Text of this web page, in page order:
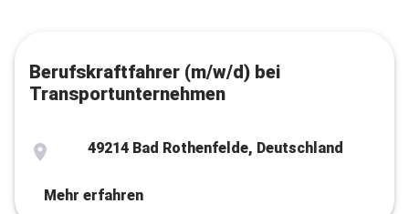
Berufskraftfahrer (m/w/d) bei
Transportunternehmen
49214 Bad Rothenfelde, Deutschland
Mehr erfahren